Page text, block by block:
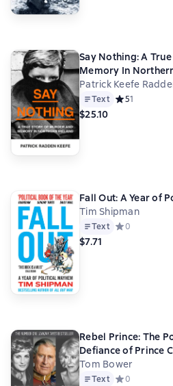
Say Nothing: A
Memory In
Patrick Keefe
Text Средний
51
$25.10
Fall Out: A Year of
Tim Shipman
Text Средний
0
$7.71
Rebel Prince: The
Defiance of Prince
biography, as seen
Tom Bower
Text Средний
0